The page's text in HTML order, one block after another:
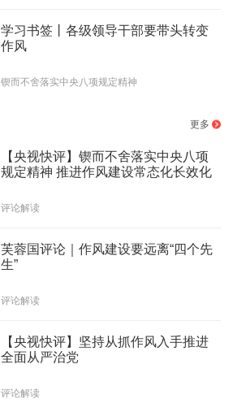
学习书签丨各级领导干部要带头转变
作风
锲而不舍落实中央八项规定精神
更多
【央视快评】锲而不舍落实中央八项
规定精神 推进作风建设常态化长效化
评论解读
芙蓉国评论｜作风建设要远离“四个先
生”
评论解读
【央视快评】坚持从抓作风入手推进
全面从严治党
评论解读